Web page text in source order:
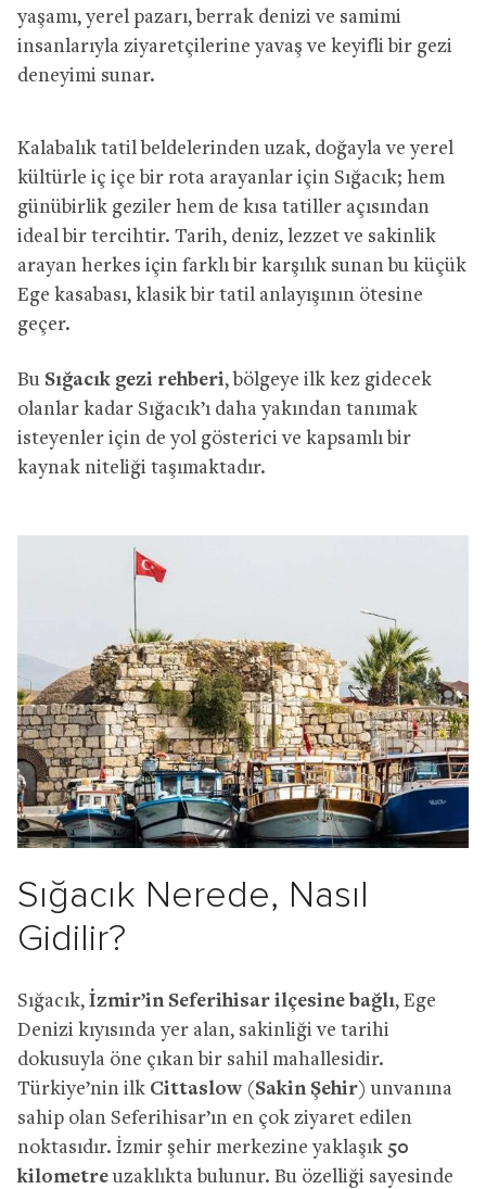
yaşamı, yerel pazarı, berrak denizi ve samimi
insanlarıyla ziyaretçilerine yavaş ve keyifli bir gezi
deneyimi sunar.
Kalabalık tatil beldelerinden uzak, doğayla ve yerel
kültürle iç içe bir rota arayanlar için Sığacık; hem
günübirlik geziler hem de kısa tatiller açısından
ideal bir tercihtir. Tarih, deniz, lezzet ve sakinlik
arayan herkes için farklı bir karşılık sunan bu küçük
Ege kasabası, klasik bir tatil anlayışının ötesine
geçer.
Bu Sığacık gezi rehberi, bölgeye ilk kez gidecek
olanlar kadar Sığacık’ı daha yakından tanımak
isteyenler için de yol gösterici ve kapsamlı bir
kaynak niteliği taşımaktadır.
Sığacık Nerede, Nasıl
Gidilir?
Sığacık, İzmir’in Seferihisar ilçesine bağlı, Ege
Denizi kıyısında yer alan, sakinliği ve tarihi
dokusuyla öne çıkan bir sahil mahallesidir.
Türkiye’nin ilk Cittaslow (Sakin Şehir) unvanına
sahip olan Seferihisar’ın en çok ziyaret edilen
noktasıdır. İzmir şehir merkezine yaklaşık 50
kilometreuzaklıkta bulunur. Bu özelliği sayesinde